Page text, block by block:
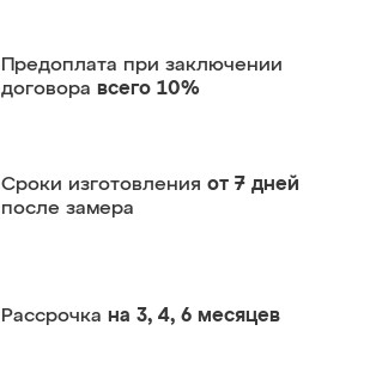
Предоплата при заключении
договора всего 10%
Сроки изготовления от 7 дней
после замера
Рассрочка на 3, 4, 6 месяцев